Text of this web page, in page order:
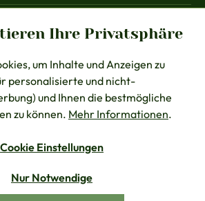
Ihre Privatsphäre
um Inhalte und Anzeigen zu
personalisierte und nicht-
und Ihnen die bestmögliche
zu können. Mehr Informationen.
Cookie Einstellungen
Nur Notwendige